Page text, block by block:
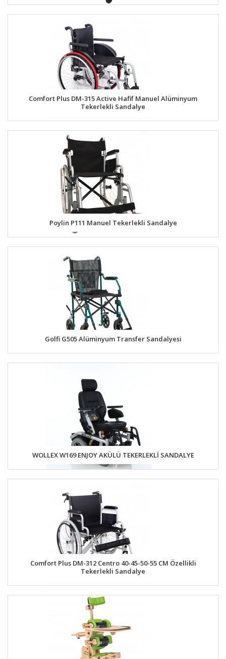
Comfort Plus DM-315 Active Hafif Manuel Alüminyum
Tekerlekli Sandalye
Poylin P111 Manuel Tekerlekli Sandalye
Golfi G505 Alüminyum Transfer Sandalyesi
WOLLEX W169 ENJOY AKÜLÜ TEKERLEKLİ SANDALYE
Comfort Plus DM-312 Centro 40-45-50-55 CM Özellikli
Tekerlekli Sandalye